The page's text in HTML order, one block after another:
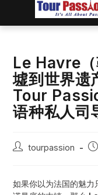
Le Havre
墟到世界遗
Tour
语种私人司
tourpassion
如果你以为法国的魅